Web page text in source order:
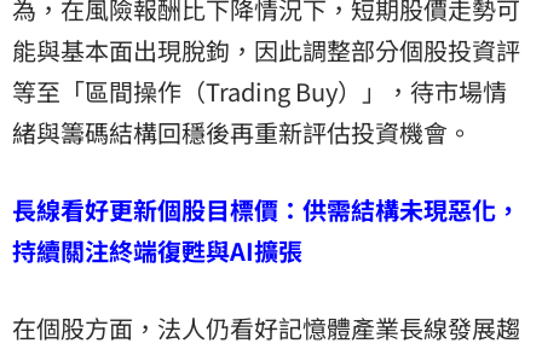
為，在風險報酬比下降情況下，短期股價走勢可
能與基本面出現脫鉤，因此調整部分個股投資評
等至「區間操作（Trading Buy）」，待市場情
緒與籌碼結構回穩後再重新評估投資機會。
長線看好更新個股目標價：供需結構未現惡化，
持續關注終端復甦與AI擴張
在個股方面，法人仍看好記憶體產業長線發展趨